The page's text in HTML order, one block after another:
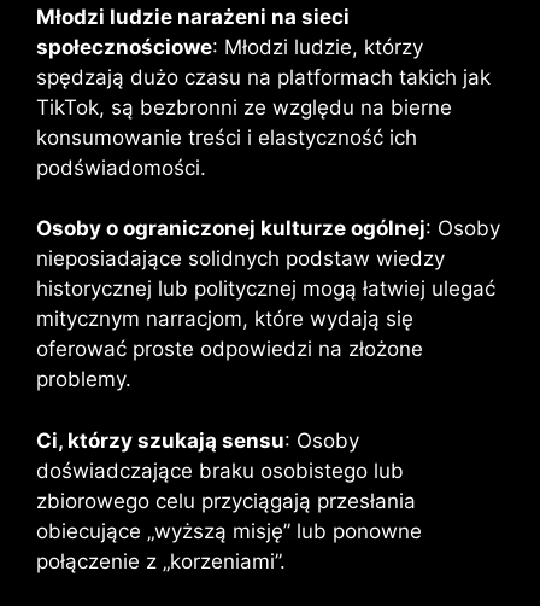
Młodzi ludzie narażeni na sieci
społecznościowe: Młodzi ludzie, którzy
spędzają dużo czasu na platformach takich jak
TikTok, są bezbronni ze względu na bierne
konsumowanie treści i elastyczność ich
podświadomości.
Osoby o ograniczonej kulturze ogólnej: Osoby
nieposiadające solidnych podstaw wiedzy
historycznej lub politycznej mogą łatwiej ulegać
mitycznym narracjom, które wydają się
oferować proste odpowiedzi na złożone
problemy.
Ci, którzy szukają sensu: Osoby
doświadczające braku osobistego lub
zbiorowego celu przyciągają przesłania
obiecujące „wyższą misję” lub ponowne
połączenie z „korzeniami”.